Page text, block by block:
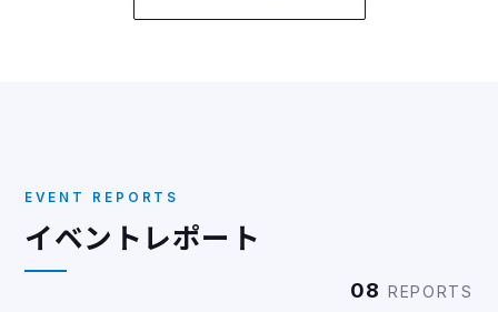
EVENT REPORTS
イベントレポート
08 REPORTS